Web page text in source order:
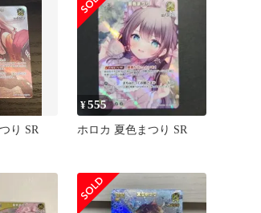
り SR
¥555
ホロカ 夏色まつり SR